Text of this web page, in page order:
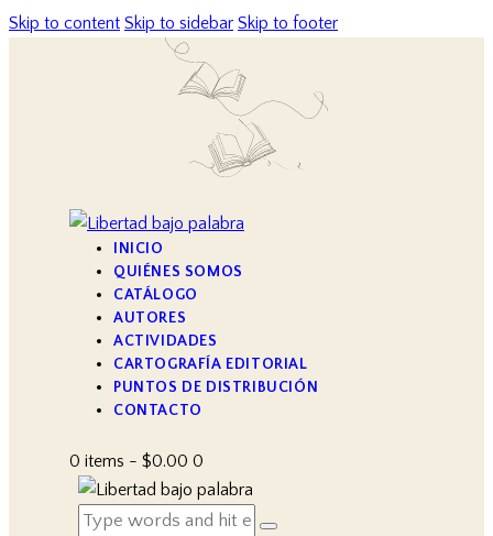
Skip to content Skip to sidebar Skip to footer
INICIO
QUIÉNES SOMOS
CATÁLOGO
AUTORES
ACTIVIDADES
CARTOGRAFÍA EDITORIAL
PUNTOS DE DISTRIBUCIÓN
CONTACTO
0 items - $0.00 0